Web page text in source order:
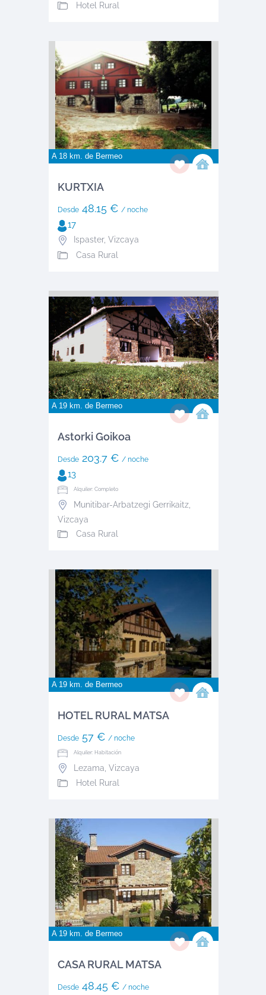
Hotel Rural
A 18 km. de Bermeo
KURTXIA
Desde48.15 € / noche
17
Ispaster, Vizcaya
Casa Rural
A 19 km. de Bermeo
Astorki Goikoa
Desde203.7 € / noche
13
Alquiler: Completo
Munitibar-Arbatzegi Gerrikaitz,
Vizcaya
Casa Rural
A 19 km. de Bermeo
HOTEL RURAL MATSA
Desde57 € / noche
Alquiler: Habitación
Lezama Vizcaya
Hotel Rural
A 19 km. de Bermeo
CASA RURAL MATSA
Desde48.45 € / noche